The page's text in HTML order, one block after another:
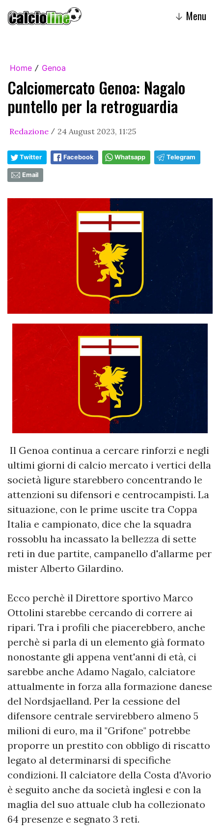
↓ Menu
Home / Genoa
Calciomercato Genoa: Nagalo
puntello per la retroguardia
Redazione / 24 August 2023, 11:25
Twitter Facebook Whatsapp Telegram
Email
Il Genoa continua a cercare rinforzi e negli
ultimi giorni di calcio mercato i vertici della
società ligure starebbero concentrando le
attenzioni su difensori e centrocampisti. La
situazione, con le prime uscite tra Coppa
Italia e campionato, dice che la squadra
rossoblu ha incassato la bellezza di sette
reti in due partite, campanello d'allarme per
mister Alberto Gilardino.
Ecco perchè il Direttore sportivo Marco
Ottolini starebbe cercando di correre ai
ripari. Tra i profili che piacerebbero, anche
perchè si parla di un elemento già formato
nonostante gli appena vent'anni di età, ci
sarebbe anche Adamo Nagalo, calciatore
attualmente in forza alla formazione danese
del Nordsjaelland. Per la cessione del
difensore centrale servirebbero almeno 5
milioni di euro, ma il "Grifone" potrebbe
proporre un prestito con obbligo di riscatto
legato al determinarsi di specifiche
condizioni. Il calciatore della Costa d'Avorio
è seguito anche da società inglesi e con la
maglia del suo attuale club ha collezionato
64 presenze e segnato 3 reti.